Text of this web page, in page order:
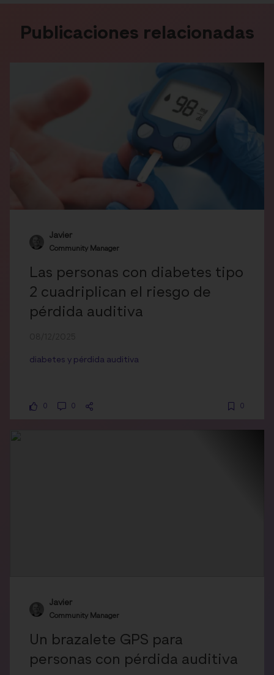
Publicaciones relacionadas
Javier
Community Manager
Las personas con diabetes tipo
2 cuadriplican el riesgo de
pérdida auditiva
diabetes y pérdida auditiva
0 0 0
Javier
Community Manager
Un brazalete GPS para
personas con pérdida auditiva